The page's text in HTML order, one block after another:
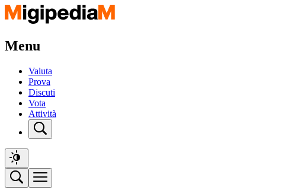
Menu
Valuta
Prova
Discuti
Vota
Attività